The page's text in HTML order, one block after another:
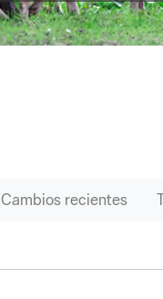
Cambios recientes